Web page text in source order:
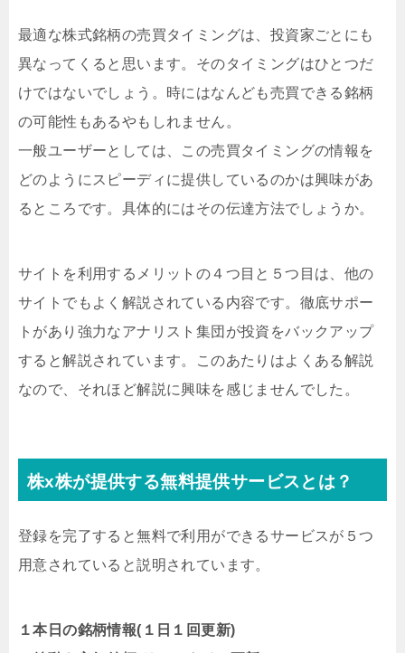
最適な株式銘柄の売買タイミングは、投資家ごとにも
異なってくると思います。そのタイミングはひとつだ
けではないでしょう。時にはなんども売買できる銘柄
の可能性もあるやもしれません。
一般ユーザーとしては、この売買タイミングの情報を
どのようにスピーディに提供しているのかは興味があ
るところです。具体的にはその伝達方法でしょうか。
サイトを利用するメリットの４つ目と５つ目は、他の
サイトでもよく解説されている内容です。徹底サポー
トがあり強力なアナリスト集団が投資をバックアップ
すると解説されています。このあたりはよくある解説
なので、それほど解説に興味を感じませんでした。
株x株が提供する無料提供サービスとは？
登録を完了すると無料で利用ができるサービスが５つ
用意されていると説明されています。
１本日の銘柄情報(１日１回更新)